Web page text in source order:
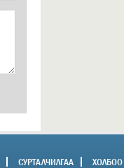
2026 оны 07-р сарын
СУРТАЛЧИЛГАА